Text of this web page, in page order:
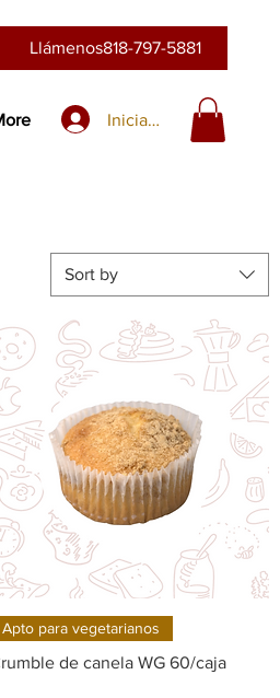
Llámenos818-797-5881
Iniciar sesión
Sort by
Quick View
Apto para vegetarianos
de canela WG 60/caja